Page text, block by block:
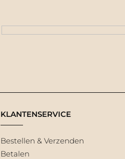
KLANTENSERVICE
Bestellen & Verzenden
Betalen